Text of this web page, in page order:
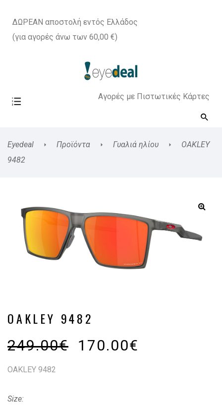
ΔΩΡΕΑΝ αποστολή εντός Ελλάδος
(για αγορές άνω των 60,00 €)
Αγορές με Πιστωτικές Κάρτες
Eyedeal Προϊόντα Γυαλιά ηλίου
OAKLEY
9482
OAKLEY 9482
249.00€ 170.00€
OAKLEY 9482
Size